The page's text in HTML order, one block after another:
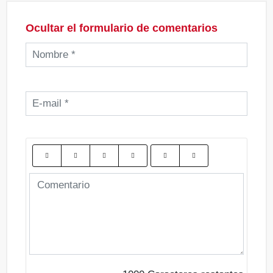
Ocultar el formulario de comentarios